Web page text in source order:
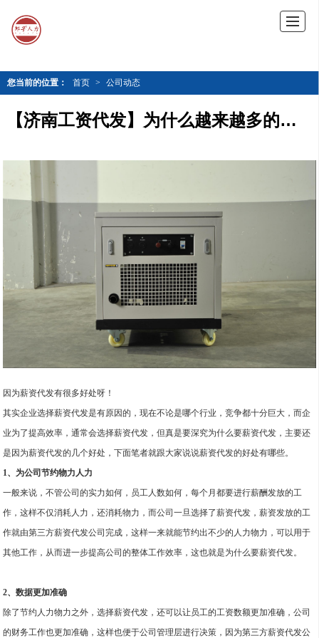
您当前的位置： 首页 > 公司动态
【济南工资代发】为什么越来越多的企业选择工资代发？
因为薪资代发有很多好处呀！
其实企业选择薪资代发是有原因的，现在不论是哪个行业，竞争都十分巨大，而企
业为了提高效率，通常会选择薪资代发，但真是要深究为什么要薪资代发，主要还
是因为薪资代发的几个好处，下面笔者就跟大家说说薪资代发的好处有哪些。
1、为公司节约物力人力
一般来说，不管公司的实力如何，员工人数如何，每个月都要进行薪酬发放的工
作，这样不仅消耗人力，还消耗物力，而公司一旦选择了薪资代发，薪资发放的工
作就由第三方薪资代发公司完成，这样一来就能节约出不少的人力物力，可以用于
其他工作，从而进一步提高公司的整体工作效率，这也就是为什么要薪资代发。
2、数据更加准确
除了节约人力物力之外，选择薪资代发，还可以让员工的工资数额更加准确，公司
的财务工作也更加准确，这样也便于公司管理层进行决策，因为第三方薪资代发公